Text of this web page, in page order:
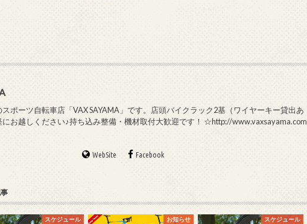
ポーツ自転車店「VAX SAYAMA」です。店頭バイクラック2基（ワイヤーキー貸出あ
にお越しください♪持ち込み整備・機材取付大歓迎です！ ☆http://www.vaxsayama.com
WebSite Facebook
スケジュール お知らせ スケジュール